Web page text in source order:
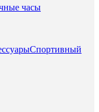
часы
Спортивный